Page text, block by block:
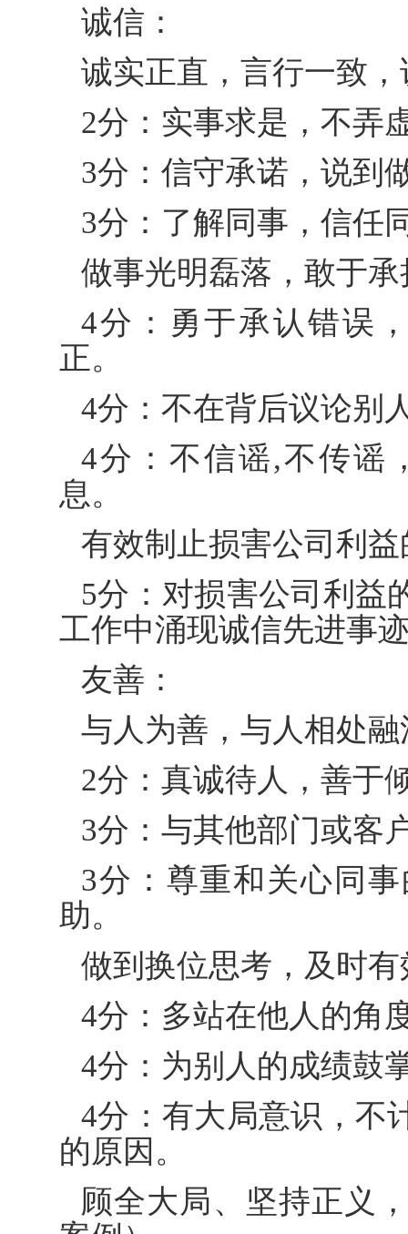
诚信：
诚实正直，言行一致
2分：实事求是，不弄
3分：信守承诺，说到
3分：了解同事，信任
做事光明磊落，敢于
4分：勇于承认错误
正。
4分：不在背后议论别
4分：不信谣,不传谣
息。
有效制止损害公司利
5分：对损害公司利益
工作中涌现诚信先进事
友善：
与人为善，与人相处融
2分：真诚待人，善于
3分：与其他部门或客
3分：尊重和关心同
助。
做到换位思考，及时
4分：多站在他人的角
4分：为别人的成绩鼓
4分：有大局意识，不
的原因。
顾全大局、坚持正义